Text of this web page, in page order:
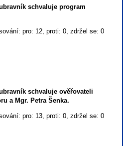
schvaluje program
pro: 12, proti: 0, zdržel se: 0
schvaluje ověřovateli
a Mgr. Petra Šenka.
pro: 13, proti: 0, zdržel se: 0